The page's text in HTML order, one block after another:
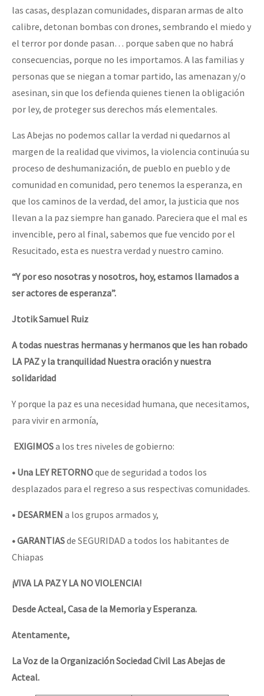
las casas, desplazan comunidades, disparan armas de alto
calibre, detonan bombas con drones, sembrando el miedo y
el terror por donde pasan… porque saben que no habrá
consecuencias, porque no les importamos. A las familias y
personas que se niegan a tomar partido, las amenazan y/o
asesinan, sin que los defienda quienes tienen la obligación
por ley, de proteger sus derechos más elementales.
Las Abejas no podemos callar la verdad ni quedarnos al
margen de la realidad que vivimos, la violencia continuúa su
proceso de deshumanización, de pueblo en pueblo y de
comunidad en comunidad, pero tenemos la esperanza, en
que los caminos de la verdad, del amor, la justicia que nos
llevan a la paz siempre han ganado. Pareciera que el mal es
invencible, pero al final, sabemos que fue vencido por el
Resucitado, esta es nuestra verdad y nuestro camino.
“Y por eso nosotras y nosotros, hoy, estamos llamados a
ser actores de esperanza”.
Jtotik Samuel Ruiz
A todas nuestras hermanas y hermanos que les han robado
LA PAZ y la tranquilidad Nuestra oración y nuestra
solidaridad
Y porque la paz es una necesidad humana, que necesitamos,
para vivir en armonía,
EXIGIMOSa los tres niveles de gobierno:
• Una LEY RETORNOque de seguridad a todos los
desplazados para el regreso a sus respectivas comunidades.
• DESARMEN a los grupos armados y,
• GARANTIASde SEGURIDAD a todos los habitantes de
Chiapas
¡VIVA LA PAZ Y LA NO VIOLENCIA!
Desde Acteal, Casa de la Memoria y Esperanza.
Atentamente,
La Voz de la Organización Sociedad Civil Las Abejas de
Acteal.